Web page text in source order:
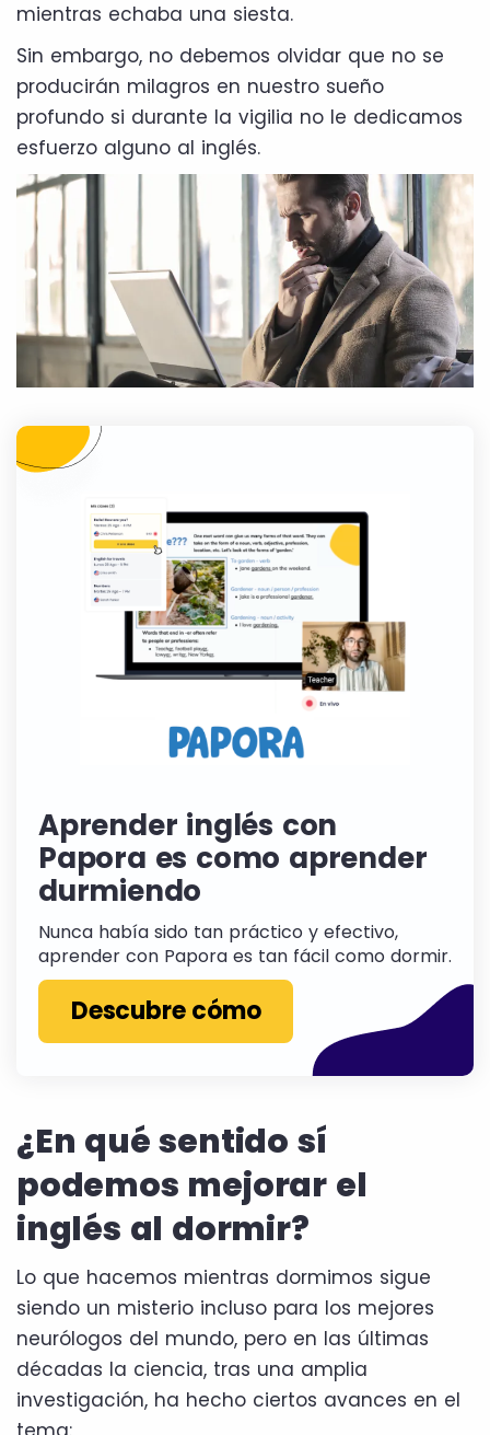
mientras echaba una siesta.
Sin embargo, no debemos olvidar que no se
producirán milagros en nuestro sueño
profundo si durante la vigilia no le dedicamos
esfuerzo alguno al inglés.
Aprender inglés con
Papora es como aprender
durmiendo
Nunca había sido tan práctico y efectivo,
aprender con Papora es tan fácil como dormir.
Descubre cómo
¿En qué sentido sí
podemos mejorar el
inglés al dormir?
Lo que hacemos mientras dormimos sigue
siendo un misterio incluso para los mejores
neurólogos del mundo, pero en las últimas
décadas la ciencia, tras una amplia
investigación, ha hecho ciertos avances en el